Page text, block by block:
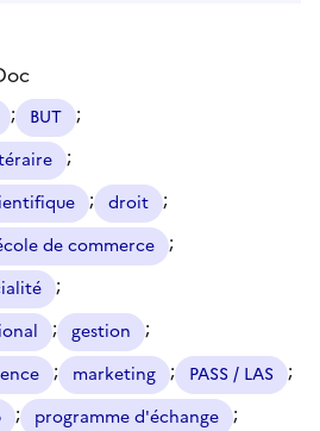
; BUT ;
;
; droit ;
de commerce ;
;
; gestion ;
; marketing ; PASS / LAS ;
; programme d'échange ;